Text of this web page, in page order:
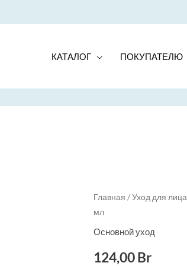
КАТАЛОГ ПОКУПАТЕЛЮ
Главная /Уход для лица
мл
Основной уход
124,00Br
Quantity